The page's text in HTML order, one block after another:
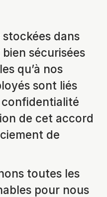
dans
sécurisées
qu’à nos
sont liés
confidentialité
de cet accord
de
toutes les
pour nous